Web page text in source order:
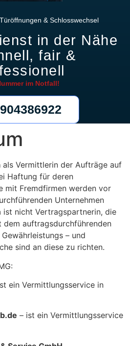
& Schlosswechsel
in der Nähe
fair &
im Notfall!
Vermittlerin der Aufträge auf
Haftung für deren
mit Fremdfirmen werden vor
Unternehmen
ist nicht Vertragspartnerin, die
dem auftragsdurchführenden
– und
sind an diese zu richten.
ein Vermittlungsservice in
– ist ein Vermittlungsservice